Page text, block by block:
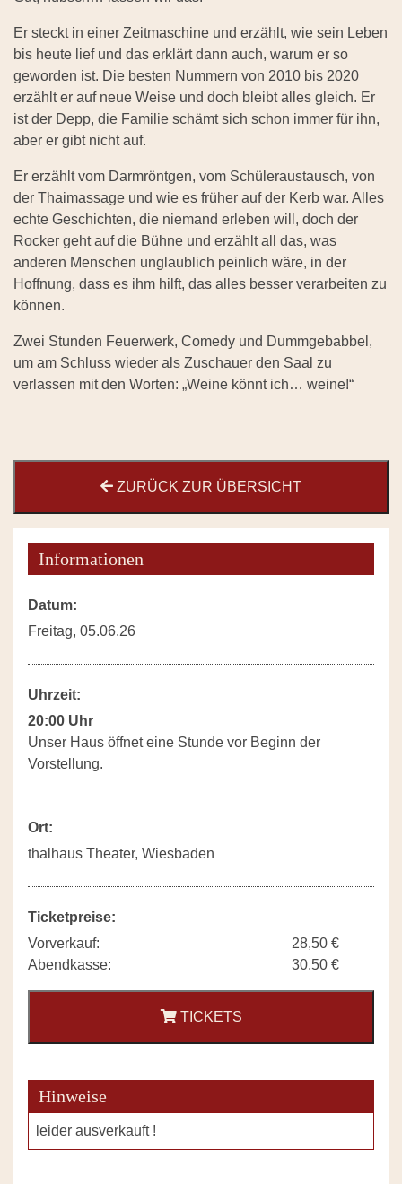
Er steckt in einer Zeitmaschine und erzählt, wie sein Leben
bis heute lief und das erklärt dann auch, warum er so
geworden ist. Die besten Nummern von 2010 bis 2020
erzählt er auf neue Weise und doch bleibt alles gleich. Er
ist der Depp, die Familie schämt sich schon immer für ihn,
aber er gibt nicht auf.
Er erzählt vom Darmröntgen, vom Schüleraustausch, von
der Thaimassage und wie es früher auf der Kerb war. Alles
echte Geschichten, die niemand erleben will, doch der
Rocker geht auf die Bühne und erzählt all das, was
anderen Menschen unglaublich peinlich wäre, in der
Hoffnung, dass es ihm hilft, das alles besser verarbeiten zu
können.
Zwei Stunden Feuerwerk, Comedy und Dummgebabbel,
um am Schluss wieder als Zuschauer den Saal zu
verlassen mit den Worten: „Weine könnt ich… weine!“
ZURÜCK ZUR ÜBERSICHT
Informationen
Datum:
Freitag, 05.06.26
Uhrzeit:
20:00 Uhr
Unser Haus öffnet eine Stunde vor Beginn der
Vorstellung.
Ort:
thalhaus Theater, Wiesbaden
Ticketpreise:
Vorverkauf:
28,50 €
Abendkasse:
30,50 €
TICKETS
Hinweise
leider ausverkauft !